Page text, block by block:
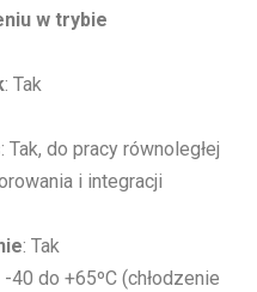
w trybie
: Tak
: Tak, do pracy równoległej
i integracji
: Tak
-40 do +65ºC (chłodzenie